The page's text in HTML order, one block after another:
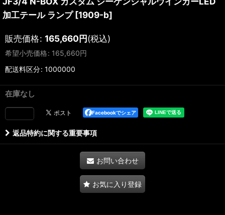
加工テール ランプ [1909-b]
販売価格: 165,660円(税込)
希望小売価格: 165,660円
配送料区分: 1000000
在庫なし
Facebookでシェア
返品特約に関する重要事項
お問い合わせ
お気に入り登録